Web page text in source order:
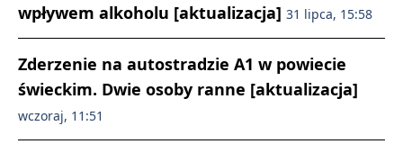
wpływem alkoholu [aktualizacja] 31 lipca, 15:58
Zderzenie na autostradzie A1 w powiecie
świeckim. Dwie osoby ranne [aktualizacja]
wczoraj, 11:51